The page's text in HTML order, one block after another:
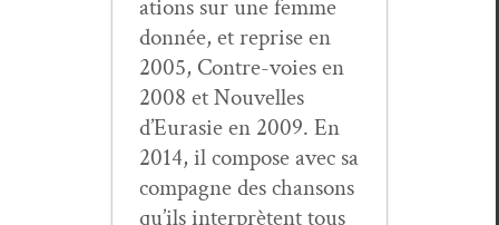
a­tions sur une femme
don­née, et reprise en
2005, Con­tre-voies en
2008 et Nou­velles
d’Eurasie en 2009. En
2014, il com­pose avec sa
com­pagne des chan­sons
qu’ils inter­prè­tent tous